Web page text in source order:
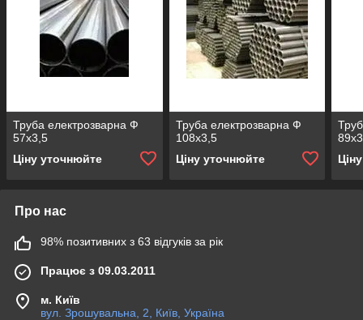
Труба електрозварна Ф
57х3,5
Ціну уточнюйте
Труба електрозварна Ф
108х3,5
Ціну уточнюйте
89х3
Про нас
98% позитивних з 63 відгуків за рік
Працює з 09.03.2011
м. Київ
вул. Зрошувальна, 2, Київ, Україна